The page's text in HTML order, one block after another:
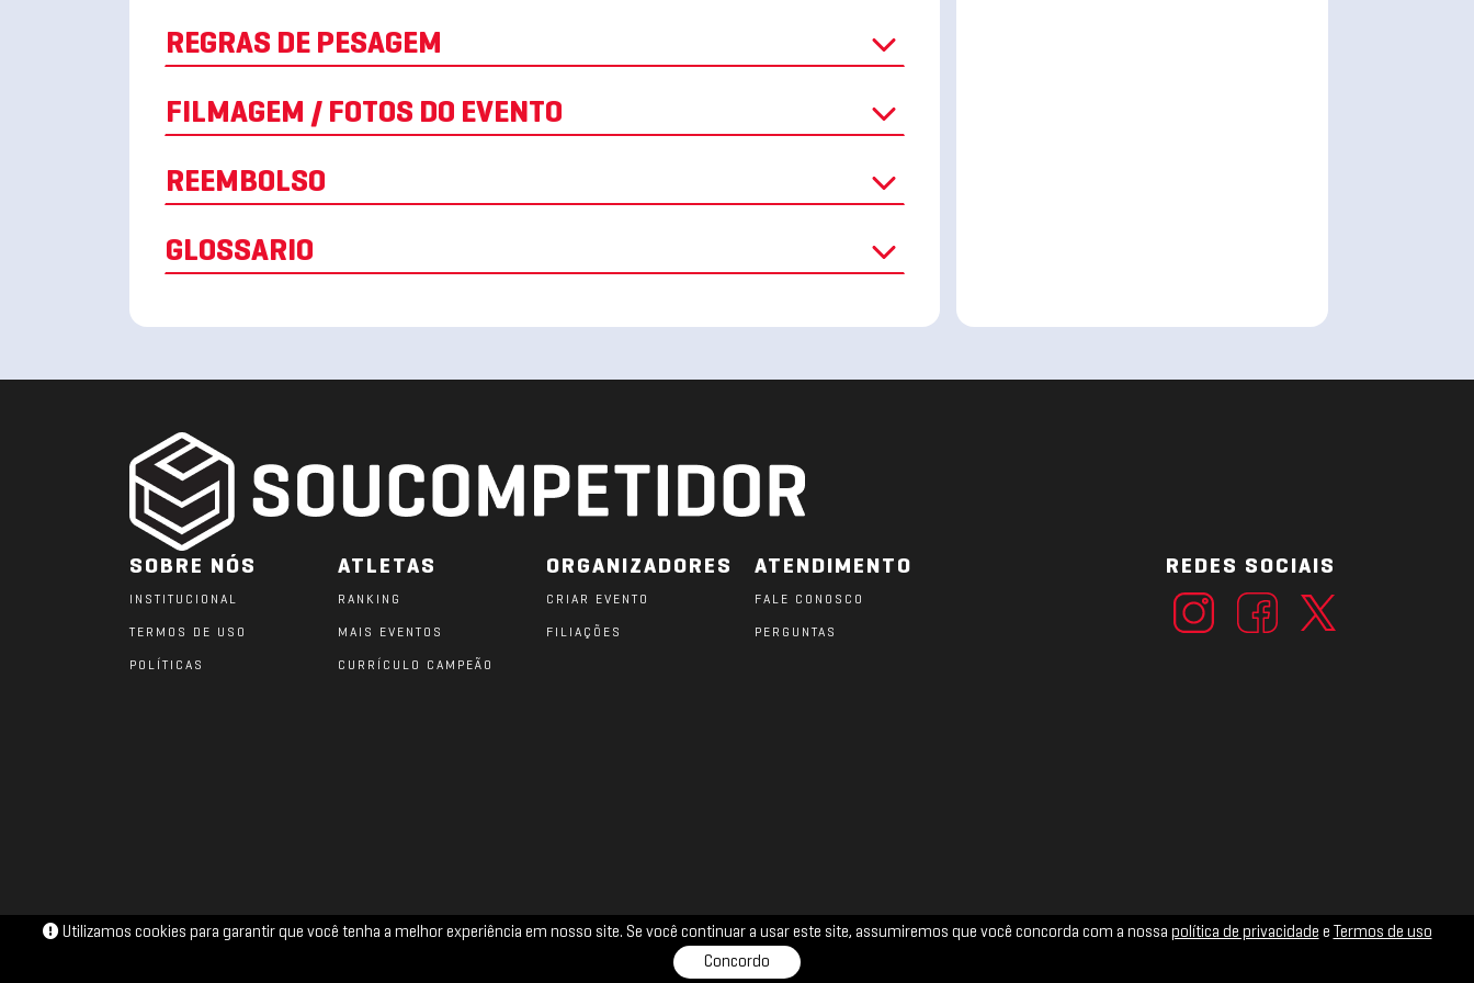
REGRAS DE PESAGEM
FILMAGEM / FOTOS DO EVENTO
REEMBOLSO
GLOSSARIO
SOBRE NÓS
INSTITUCIONAL
TERMOS DE USO
POLÍTICAS
ATLETAS
RANKING
MAIS EVENTOS
CURRÍCULO CAMPEÃO
ORGANIZADORES
CRIAR EVENTO
FILIAÇÕES
ATENDIMENTO
FALE CONOSCO
PERGUNTAS
REDES SOCIAIS
PRIVACIDADE
Utilizamos cookies para garantir que você tenha a melhor experiência em nosso site. Se você continuar a usar este site, assumiremos que você concorda com a nossa política de privacidade e
Termos de uso
Concordo